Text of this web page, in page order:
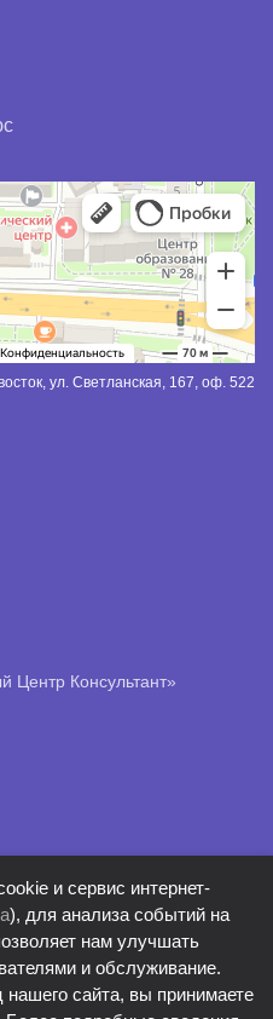
ул. Светланская, 167, оф. 522
Консультант»
и сервис интернет-
), для анализа событий на
нам улучшать
и обслуживание.
сайта, вы принимаете